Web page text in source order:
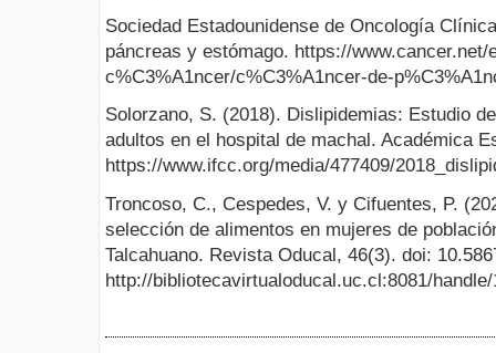
Sociedad Estadounidense de Oncología
páncreas y estómago. https://www.cancer.net/
c%C3%A1ncer/c%C3%A1ncer-de-
Solorzano, S. (2018). Dislipidemias: Estudio
adultos en el hospital de machal. Académica
https://www.ifcc.org/media/477409/
Troncoso, C., Cespedes, V. y Cifuentes, P.
selección de alimentos en mujeres de
Talcahuano. Revista Oducal, 46(3). doi:
http://bibliotecavirtualoducal.uc.cl:8081/